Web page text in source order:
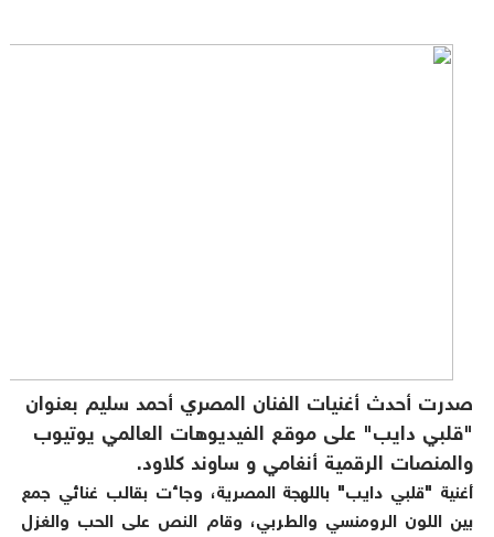
صدرت أحدث أغنيات الفنان المصري أحمد سليم بعنوان
"قلبي دايب" على موقع الفيديوهات العالمي يوتيوب
والمنصات الرقمية أنغامي و ساوند كلاود.
أغنية "قلبي دايب" باللهجة المصرية، وجاءت بقالب غنائي جمع
بين اللون الرومنسي والطربي، وقام النص على الحب والغزل